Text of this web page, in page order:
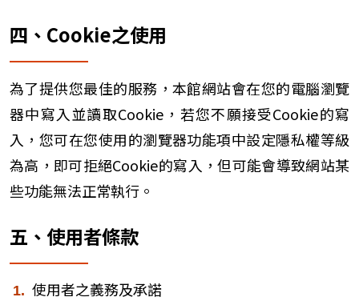
四、Cookie之使用
為了提供您最佳的服務，本館網站會在您的電腦瀏覽
器中寫入並讀取Cookie，若您不願接受Cookie的寫
入，您可在您使用的瀏覽器功能項中設定隱私權等級
為高，即可拒絕Cookie的寫入，但可能會導致網站某
些功能無法正常執行。
五、使用者條款
使用者之義務及承諾